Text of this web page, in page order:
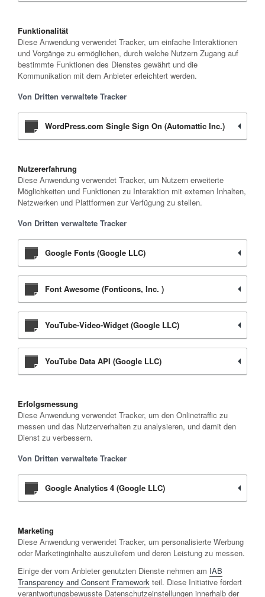
Funktionalität
Diese Anwendung verwendet Tracker, um einfache Interaktionen
und Vorgänge zu ermöglichen, durch welche Nutzern Zugang auf
bestimmte Funktionen des Dienstes gewährt und die
Kommunikation mit dem Anbieter erleichtert werden.
Von Dritten verwaltete Tracker
WordPress.com Single Sign On (Automattic Inc.)
Nutzererfahrung
Diese Anwendung verwendet Tracker, um Nutzern erweiterte
Möglichkeiten und Funktionen zu Interaktion mit externen Inhalten,
Netzwerken und Plattformen zur Verfügung zu stellen.
Von Dritten verwaltete Tracker
Google Fonts (Google LLC)
Font Awesome (Fonticons, Inc. )
YouTube-Video-Widget (Google LLC)
YouTube Data API (Google LLC)
Erfolgsmessung
Diese Anwendung verwendet Tracker, um den Onlinetraffic zu
messen und das Nutzerverhalten zu analysieren, und damit den
Dienst zu verbessern.
Von Dritten verwaltete Tracker
Google Analytics 4 (Google LLC)
Marketing
Diese Anwendung verwendet Tracker, um personalisierte Werbung
oder Marketinginhalte auszuliefern und deren Leistung zu messen.
Einige der vom Anbieter genutzten Dienste nehmen am IAB
Transparency and Consent Framework teil. Diese Initiative fördert
verantwortungsbewusste Datenschutzeinstellungen innerhalb der